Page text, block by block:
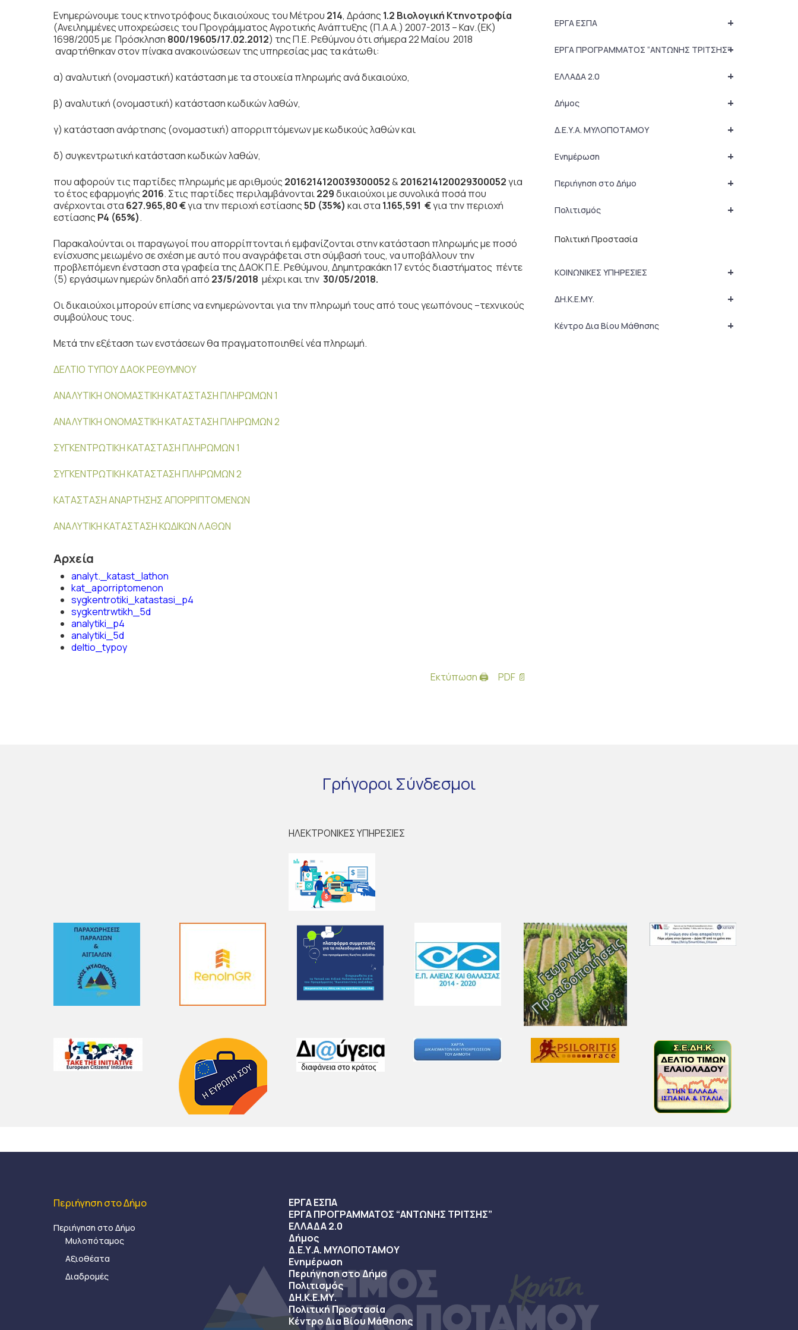
Ενημερώνουμε τους κτηνοτρόφους δικαιούχους του Μέτρου 214, Δράσης 1.2 Βιολογική Κτηνοτροφία
(Ανειλημμένες υποχρεώσεις του Προγράμματος Αγροτικής Ανάπτυξης (Π.Α.Α.) 2007-2013 – Καν.(ΕΚ)
1698/2005 με Πρόσκληση 800/19605/17.02.2012) της Π.Ε. Ρεθύμνου ότι σήμερα 22 Μαίου 2018
αναρτήθηκαν στον πίνακα ανακοινώσεων της υπηρεσίας μας τα κάτωθι:
α) αναλυτική (ονομαστική) κατάσταση με τα στοιχεία πληρωμής ανά δικαιούχο,
β) αναλυτική (ονομαστική) κατάσταση κωδικών λαθών,
γ) κατάσταση ανάρτησης (ονομαστική) απορριπτόμενων με κωδικούς λαθών και
δ) συγκεντρωτική κατάσταση κωδικών λαθών,
που αφορούν τις παρτίδες πληρωμής με αριθμούς 2016214120039300052& 2016214120029300052για
το έτος εφαρμογής 2016. Στις παρτίδες περιλαμβάνονται229δικαιούχοι με συνολικά ποσά που
ανέρχονται στα 627.965,80 €για την περιοχή εστίασης5D (35%) και στα 1.165,591 €για την περιοχή
εστίασης P4 (65%).
Παρακαλούνται οι παραγωγοί που απορρίπτονται ή εμφανίζονται στην κατάσταση πληρωμής με ποσό
ενίσχυσης μειωμένο σε σχέση με αυτό που αναγράφεται στη σύμβασή τους, να υποβάλλουν την
προβλεπόμενη ένσταση στα γραφεία της ΔΑΟΚ Π.Ε. Ρεθύμνου, Δημητρακάκη 17 εντός διαστήματος πέντε
(5) εργάσιμων ημερών δηλαδή από 23/5/2018 μέχρι και την 30/05/2018.
Οι δικαιούχοι μπορούν επίσης να ενημερώνονται για την πληρωμή τους από τους γεωπόνους –τεχνικούς
συμβούλους τους.
Μετά την εξέταση των ενστάσεων θα πραγματοποιηθεί νέα πληρωμή.
ΔΕΛΤΙΟ ΤΥΠΟΥ ΔΑΟΚ ΡΕΘΥΜΝΟΥ
ΑΝΑΛΥΤΙΚΗ ΟΝΟΜΑΣΤΙΚΗ ΚΑΤΑΣΤΑΣΗ ΠΛΗΡΩΜΩΝ 1
ΑΝΑΛΥΤΙΚΗ ΟΝΟΜΑΣΤΙΚΗ ΚΑΤΑΣΤΑΣΗ ΠΛΗΡΩΜΩΝ 2
ΣΥΓΚΕΝΤΡΩΤΙΚΗ ΚΑΤΑΣΤΑΣΗ ΠΛΗΡΩΜΩΝ 1
ΣΥΓΚΕΝΤΡΩΤΙΚΗ ΚΑΤΑΣΤΑΣΗ ΠΛΗΡΩΜΩΝ 2
ΚΑΤΑΣΤΑΣΗ ΑΝΑΡΤΗΣΗΣ ΑΠΟΡΡΙΠΤΟΜΕΝΩΝ
ΑΝΑΛΥΤΙΚΗ ΚΑΤΑΣΤΑΣΗ ΚΩΔΙΚΩΝ ΛΑΘΩΝ
Αρχεία
analyt._katast_lathon
kat_aporriptomenon
sygkentrotiki_katastasi_p4
sygkentrwtikh_5d
analytiki_p4
analytiki_5d
deltio_typoy
Εκτύπωση 🖨 PDF 📄
+
ΕΡΓΑ ΕΣΠΑ
+
ΕΡΓΑ ΠΡΟΓΡΑΜΜΑΤΟΣ “ΑΝΤΩΝΗΣ ΤΡΙΤΣΗΣ”
+
ΕΛΛΑΔΑ 2.0
+
Δήμος
+
Δ.Ε.Υ.Α. ΜΥΛΟΠΟΤΑΜΟΥ
+
Ενημέρωση
+
Περιήγηση στο Δήμο
+
Πολιτισμός
Πολιτική Προστασία
+
ΚΟΙΝΩΝΙΚΕΣ ΥΠΗΡΕΣΙΕΣ
+
ΔΗ.Κ.Ε.ΜΥ.
+
Κέντρο Δια Βίου Μάθησης
ΓρήγοροιΣύνδεσμοι
ΗΛΕΚΤΡΟΝΙΚΕΣ ΥΠΗΡΕΣΙΕΣ
Περιήγηση στο Δήμο
Περιήγηση στο Δήμο
Μυλοπόταμος
Αξιοθέατα
Διαδρομές
ΕΡΓΑ ΕΣΠΑ
ΕΡΓΑ ΠΡΟΓΡΑΜΜΑΤΟΣ “ΑΝΤΩΝΗΣ ΤΡΙΤΣΗΣ”
ΕΛΛΑΔΑ 2.0
Δήμος
Δ.Ε.Υ.Α. ΜΥΛΟΠΟΤΑΜΟΥ
Ενημέρωση
Περιήγηση στο Δήμο
Πολιτισμός
ΔΗ.Κ.Ε.ΜΥ.
Πολιτική Προστασία
Κέντρο Δια Βίου Μάθησης